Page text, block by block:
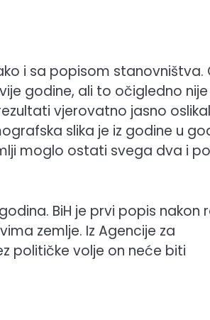
i sa popisom stanovništva.
godine, ali to očigledno nije
vjerovatno jasno
slika je iz godine u
moglo ostati svega dva i po
BiH je prvi popis nakon
zemlje. Iz Agencije za
političke volje on neće biti